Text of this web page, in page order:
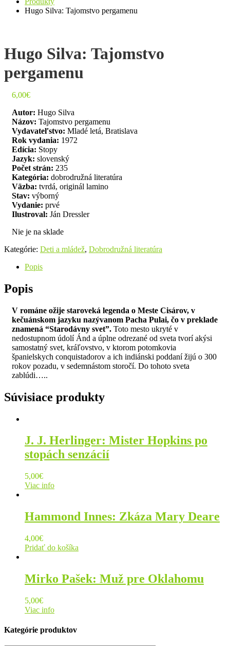
Hugo Silva: Tajomstvo pergamenu
Hugo Silva: Tajomstvo
pergamenu
6,00€
Autor: Hugo Silva
Názov: Tajomstvo pergamenu
Vydavateľstvo: Mladé letá, Bratislava
Rok vydania: 1972
Edícia: Stopy
Jazyk: slovenský
Počet strán: 235
Kategória: dobrodružná literatúra
Väzba: tvrdá, originál lamino
Stav: výborný
Vydanie: prvé
Ilustroval: Ján Dressler
Nie je na sklade
Kategórie: Deti a mládež, Dobrodružná literatúra
Popis
Popis
V románe ožije staroveká legenda o Meste Cisárov, v
kečuánskom jazyku nazývanom Pacha Pulai, čo v preklade
znamená “Starodávny svet”. Toto mesto ukryté v
nedostupnom údolí Ánd a úplne odrezané od sveta tvorí akýsi
samostatný svet, kráľovstvo, v ktorom potomkovia
španielskych conquistadorov a ich indiánski poddaní žijú o 300
rokov pozadu, v sedemnástom storočí. Do tohoto sveta
zablúdi…..
Súvisiace produkty
J. J. Herlinger: Mister Hopkins po
stopách senzácií
5,00€
Viac info
Hammond Innes: Zkáza Mary Deare
4,00€
Pridať do košíka
Mirko Pašek: Muž pre Oklahomu
5,00€
Viac info
Kategórie produktov